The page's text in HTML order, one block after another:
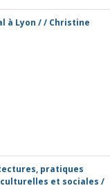
à Lyon / / Christine
pratiques
et sociales /